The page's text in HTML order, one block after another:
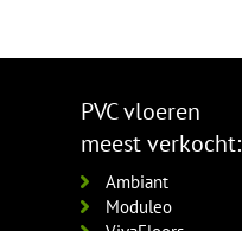
PVC vloeren
meest verkocht:
Ambiant
Moduleo